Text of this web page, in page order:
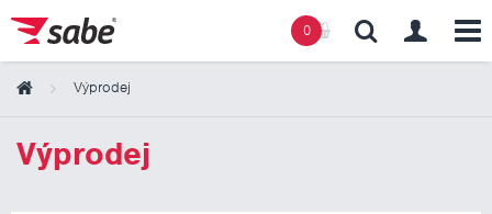
0
Výprodej
Výprodej
Obsah košíku